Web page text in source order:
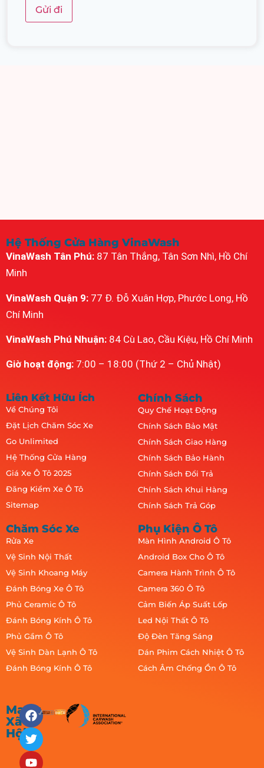
Hệ Thống Cửa Hàng VinaWash
VinaWash Tân Phú: 87 Tân Thắng, Tân Sơn Nhì, Hồ Chí
Minh
VinaWash Quận 9: 77 Đ. Đỗ Xuân Hợp, Phước Long, Hồ
Chí Minh
VinaWash Phú Nhuận: 84 Cù Lao, Cầu Kiệu, Hồ Chí Minh
Giờ hoạt động: 7:00 – 18:00 (Thứ 2 – Chủ Nhật)
Liên Kết Hữu Ích
Về Chúng Tôi
Đặt Lịch Chăm Sóc Xe
Go Unlimited
Hệ Thống Cửa Hàng
Giá Xe Ô Tô 2025
Đăng Kiểm Xe Ô Tô
Sitemap
Chính Sách
Quy Chế Hoạt Động
Chính Sách Bảo Mật
Chính Sách Giao Hàng
Chính Sách Bảo Hành
Chính Sách Đổi Trả
Chính Sách Khui Hàng
Chính Sách Trả Góp
Chăm Sóc Xe
Rửa Xe
Vệ Sinh Nội Thất
Vệ Sinh Khoang Máy
Đánh Bóng Xe Ô Tô
Phủ Ceramic Ô Tô
Đánh Bóng Kính Ô Tô
Phủ Gầm Ô Tô
Vệ Sinh Dàn Lạnh Ô Tô
Đánh Bóng Kính Ô Tô
Phụ Kiện Ô Tô
Màn Hình Android Ô Tô
Android Box Cho Ô Tô
Camera Hành Trình Ô Tô
Camera 360 Ô Tô
Cảm Biến Áp Suất Lốp
Led Nội Thất Ô Tô
Độ Đèn Tăng Sáng
Dán Phim Cách Nhiệt Ô Tô
Cách Âm Chống Ồn Ô Tô
Mạng
Xã
Hội